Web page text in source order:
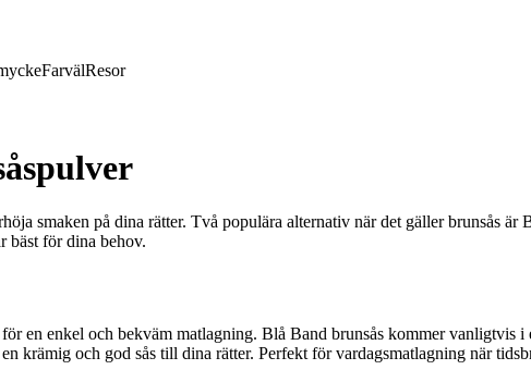
FarvälResor
smaken på dina rätter. Två populära alternativ när det gäller brunsås
bäst för dina behov.
en enkel och bekväm matlagning. Blå Band brunsås kommer vanligtvis
krämig och god sås till dina rätter. Perfekt för vardagsmatlagning när